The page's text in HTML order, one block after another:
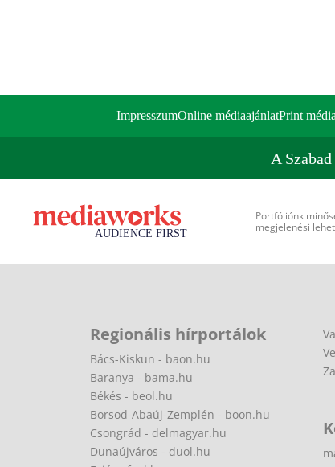
ImpresszumOnline médiaajánlatPrint
A
Portfóliónk
megjelenési
Regionális hírportálok
Bács-Kiskun - baon.hu
Baranya - bama.hu
Békés - beol.hu
Borsod-Abaúj-Zemplén - boon.hu
Csongrád - delmagyar.hu
Dunaújváros - duol.hu